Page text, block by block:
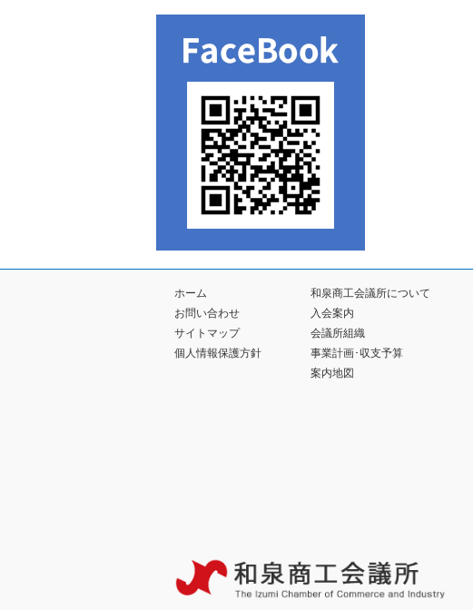
ホーム
お問い合わせ
サイトマップ
個人情報保護方針
和泉商工会議所について
入会案内
会議所組織
事業計画･収支予算
案内地図